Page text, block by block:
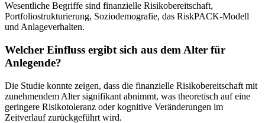
Wesentliche Begriffe sind finanzielle Risikobereitschaft,
Portfoliostrukturierung, Soziodemografie, das RiskPACK-Modell
und Anlageverhalten.
Welcher Einfluss ergibt sich aus dem Alter für
Anlegende?
Die Studie konnte zeigen, dass die finanzielle Risikobereitschaft mit
zunehmendem Alter signifikant abnimmt, was theoretisch auf eine
geringere Risikotoleranz oder kognitive Veränderungen im
Zeitverlauf zurückgeführt wird.